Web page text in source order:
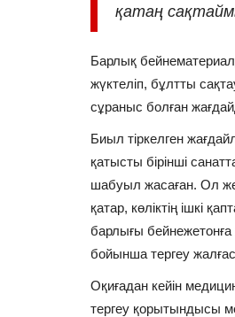
қатаң
Барлық
жүктеліп, бұлтты
сұраныс болған
Биыл тіркелген
қатысты бірінші
шабуыл жасаған. Ол
қатар, көліктің ішкі
барлығы
бойынша тергеу
Оқиғадан кейін
тергеу қорытындысы
Ерекше
қимақ
Павлодар
жәдігерлер